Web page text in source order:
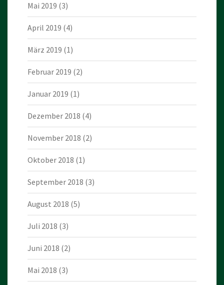
Mai 2019 (3)
April 2019 (4)
März 2019 (1)
Februar 2019 (2)
Januar 2019 (1)
Dezember 2018 (4)
November 2018 (2)
Oktober 2018 (1)
September 2018 (3)
August 2018 (5)
Juli 2018 (3)
Juni 2018 (2)
Mai 2018 (3)